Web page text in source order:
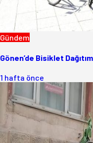
Gündem
Gönen’de Bisiklet
1 hafta önce